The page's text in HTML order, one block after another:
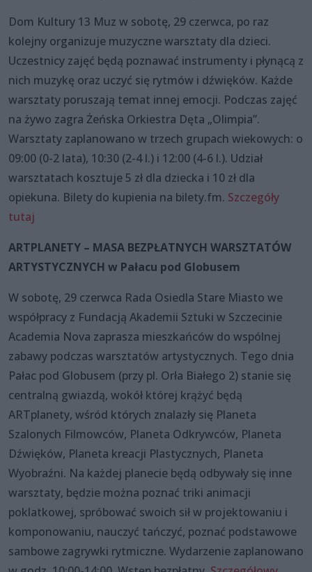
Dom Kultury 13 Muz w sobotę, 29 czerwca, po raz
kolejny organizuje muzyczne warsztaty dla dzieci.
Uczestnicy zajęć będą poznawać instrumenty i płynącą z
nich muzykę oraz uczyć się rytmów i dźwięków. Każde
warsztaty poruszają temat innej emocji. Podczas zajęć
na żywo zagra Żeńska Orkiestra Dęta „Olimpia”.
Warsztaty zaplanowano w trzech grupach wiekowych: o
09:00 (0-2 lata), 10:30 (2-4 l.) i 12:00 (4-6 l.). Udział
warsztatach kosztuje 5 zł dla dziecka i 10 zł dla
opiekuna. Bilety do kupienia na bilety.fm. Szczegóły
tutaj
ARTPLANETY – MASA BEZPŁATNYCH WARSZTATÓW
ARTYSTYCZNYCH w Pałacu pod Globusem
W sobotę, 29 czerwca Rada Osiedla Stare Miasto we
współpracy z Fundacją Akademii Sztuki w Szczecinie
Academia Nova zaprasza mieszkańców do wspólnej
zabawy podczas warsztatów artystycznych. Tego dnia
Pałac pod Globusem (przy pl. Orła Białego 2) stanie się
centralną gwiazdą, wokół której krążyć będą
ARTplanety, wśród których znalazły się Planeta
Szalonych Filmowców, Planeta Odkrywców, Planeta
Dźwięków, Planeta kreacji Plastycznych, Planeta
Wyobraźni. Na każdej planecie będą odbywały się inne
warsztaty, będzie można poznać triki animacji
poklatkowej, spróbować swoich sił w projektowaniu i
komponowaniu, nauczyć tańczyć, poznać podstawowe
sambowe zagrywki rytmiczne. Wydarzenie zaplanowano